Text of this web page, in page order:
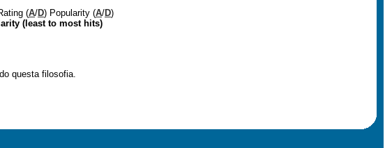
(A/D) Popularity (A/D)
(least to most hits)
questa filosofia.